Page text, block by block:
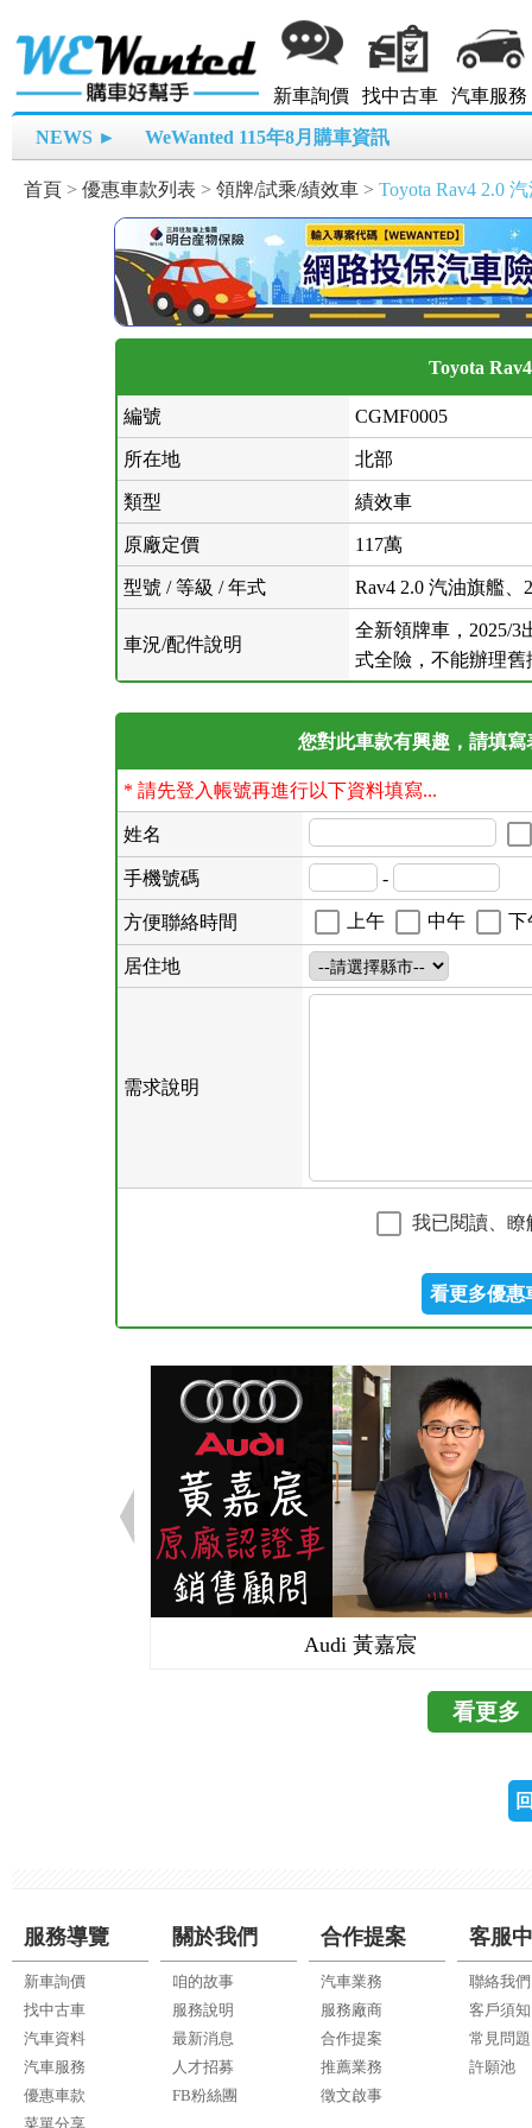
新車詢價 找中古車 汽車服務
NEWS ► WeWanted 115年8月購車資訊
首頁 > 優惠車款列表 > 領牌/試乘/績效車 > Toyota Rav4 2.0
Toyota
編號 CGMF0005
所在地 北部
類型 績效車
原廠定價 117萬
型號 / 等級 / 年式 Rav4 2.0 汽油旗艦、
車況/配件說明
全新領牌車，2025/3
式全險，不能辦理
您對此車款有興趣，請填
* 請先登入帳號再進行以下資料填寫...
姓名
手機號碼 -
方便聯絡時間 上午 中午
居住地
需求說明
我已閱讀、瞭
看更多優惠
Audi 黃嘉宸
看更多
服務導覽
新車詢價
找中古車
汽車資料
汽車服務
優惠車款
菜單分享
關於我們
咱的故事
服務說明
最新消息
人才招募
FB粉絲團
合作提案
汽車業務
服務廠商
合作提案
推薦業務
徵文啟事
客服
聯絡我們
客戶須知
常見問題
許願池